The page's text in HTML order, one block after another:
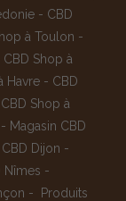
- CBD
à Toulon -
CBD Shop à
Havre - CBD
CBD Shop à
- Magasin CBD
Dijon -
Nîmes -
-
Produits